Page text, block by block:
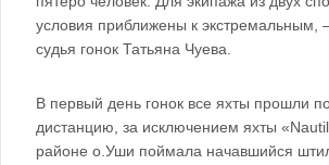
условия приближены к экстремальным,
судья гонок Татьяна Чуева.
В первый день гонок все яхты прошли
дистанцию, за исключением яхты
районе о.Уши поймала начавшийся